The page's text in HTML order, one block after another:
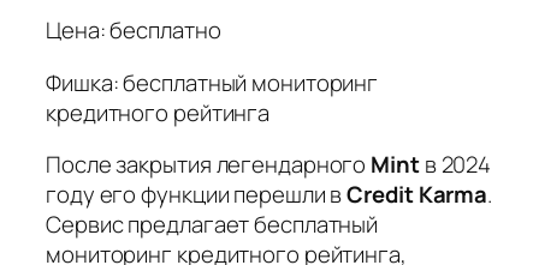
Цена: бесплатно
Фишка: бесплатный мониторинг
кредитного рейтинга
После закрытия легендарного Mintв 2024
году его функции перешли вCredit Karma.
Сервис предлагает бесплатный
мониторинг кредитного рейтинга,